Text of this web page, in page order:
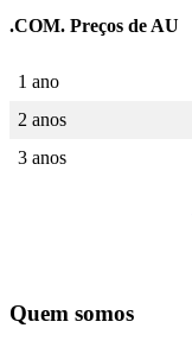
.COM. Preços de AU
1 ano
2 anos
3 anos
Quem somos